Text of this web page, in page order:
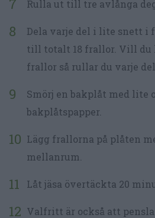
Rulla ut till tre avlånga
Dela varje del i lite snett i
till totalt 18 frallor. Vill du
frallor så rullar du varje
Smörj en bakplåt med lite
bakplåtspapper.
Lägg frallorna på plåten
mellanrum.
Låt jäsa övertäckta 20
Valfritt är också att